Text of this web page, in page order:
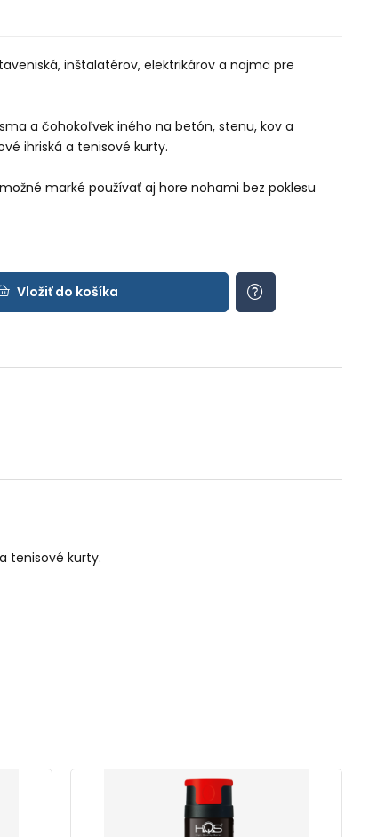
staveniská, inštalatérov, elektrikárov a najmä pre
a čohokoľvek iného na betón, stenu, kov a
ihriská a tenisové kurty.
marké používať aj hore nohami bez poklesu
Vložiť do košíka
tenisové kurty.